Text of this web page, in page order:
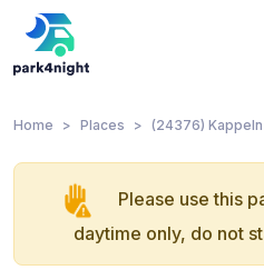
Home Places (24376)
Please use this
daytime only, do not